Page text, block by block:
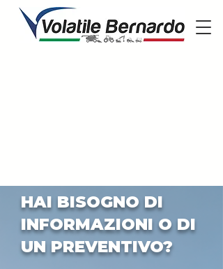
HAI BISOGNO DI
INFORMAZIONI O DI
UN PREVENTIVO?